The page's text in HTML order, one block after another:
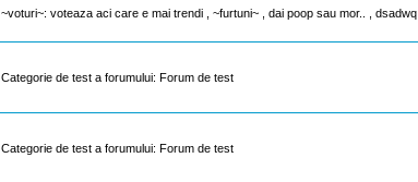
~voturi~: voteaza aci care e mai trendi , ~furtuni~ , dai poop sau mor.. , dsadwq
Categorie de test a forumului: Forum de test
Categorie de test a forumului: Forum de test